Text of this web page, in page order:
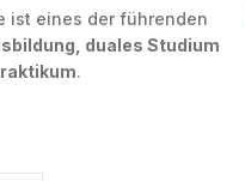
ist eines der führenden
duales Studium
.